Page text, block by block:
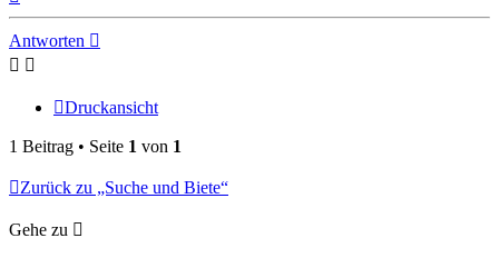
Antworten
Druckansicht
1 Beitrag • Seite 1 von 1
Zurück zu „Suche und Biete“
Gehe zu